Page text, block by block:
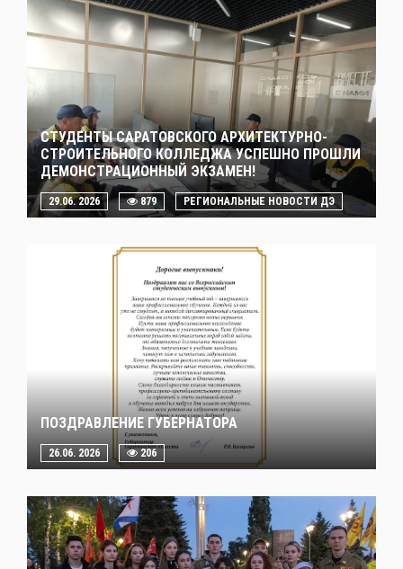
СТУДЕНТЫ САРАТОВСКОГО АРХИТЕКТУРНО-
СТРОИТЕЛЬНОГО КОЛЛЕДЖА УСПЕШНО ПРОШЛИ
ДЕМОНСТРАЦИОННЫЙ ЭКЗАМЕН!
29.06. 2026 879 РЕГИОНАЛЬНЫЕ НОВОСТИ ДЭ
ПОЗДРАВЛЕНИЕ ГУБЕРНАТОРА
26.06. 2026 206